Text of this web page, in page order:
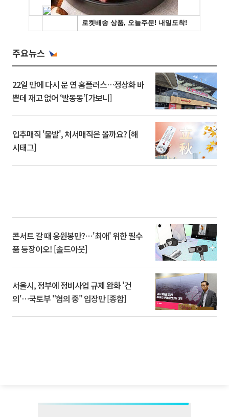
주요뉴스
22일 만에 다시 문 연 홈플러스…정상화 바
쁜데 재고 없어 ‘발동동’[가보니]
입추매직 '불발', 처서매직은 올까요? [해
시태그]
콘서트 갈 때 응원봉만?⋯'최애' 위한 필수
품 등장이오! [솔드아웃]
서울시, 정부에 정비사업 규제 완화 '건
의'⋯국토부 "협의 중" 입장만 [종합]